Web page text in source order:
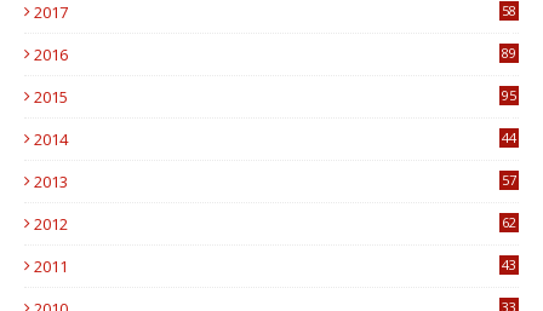
2017
58
2016
89
2015
95
2014
44
2013
57
2012
62
2011
43
33